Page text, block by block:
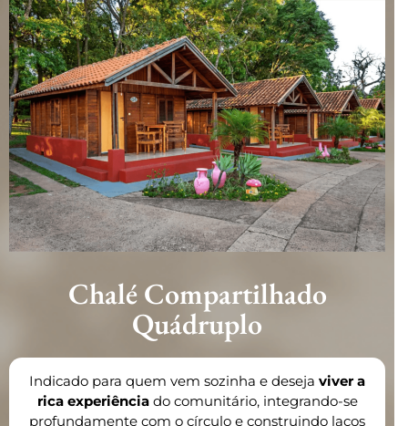
Chalé Compartilhado
Quádruplo
Indicado para quem vem sozinha e deseja viver a
rica experiênciado comunitário, integrando-se
profundamente com o círculo e construindo laços